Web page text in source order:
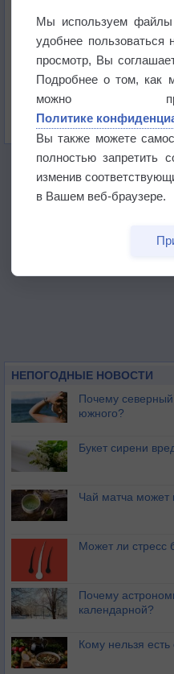
бабочек
Погода в
Погода в
НЕПОГОДНЫЕ НОВОСТИ
Почему северный
южного?
Букет сирени
Чай матча может
Может ли стресс
Почему
календарной?
Кому нельзя есть
Мы используем
удобнее
просмотр, Вы
Подробнее о том, как
можно
Политике
Вы также можете
полностью запретить
изменив
в Вашем веб-браузере.